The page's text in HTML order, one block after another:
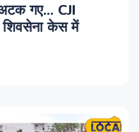
गए... CJI
शिवसेना केस में